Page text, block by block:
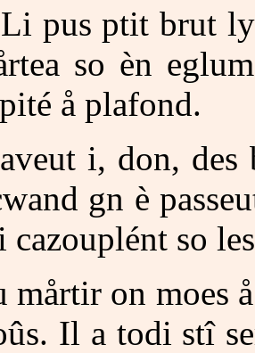
pus ptit brut
so èn
å plafond.
i, don, des
gn è
cazouplént so
mårtir on moes
Il a todi stî